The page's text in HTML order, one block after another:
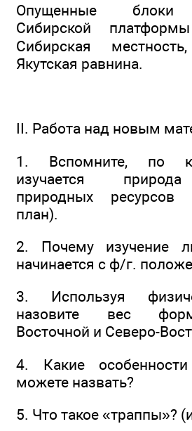
Опущенные блоки
Сибирской
Сибирская
Якутская равнина.
II. Работа над новым
1. Вспомните, по
изучается
природных ресурсов
план).
2. Почему изучение
начинается с ф/г.
3. Используя
назовите вес
Восточной и Северо-
4. Какие
можете назвать?
5. Что такое «траппы»?